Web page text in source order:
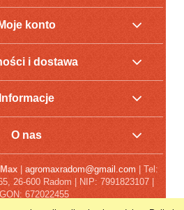
Moje konto
i dostawa
Informacje
O nas
agromaxradom@gmail.com | Tel:
26-600 Radom | NIP: 7991823107 |
672022455